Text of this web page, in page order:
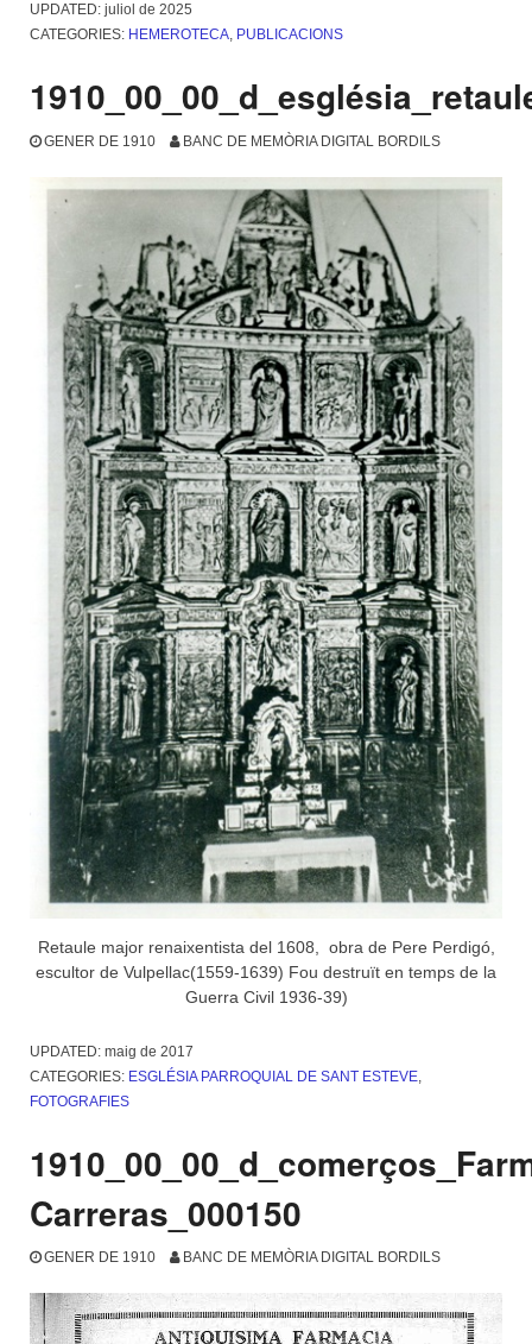
UPDATED: juliol de 2025
CATEGORIES: HEMEROTECA, PUBLICACIONS
GENER DE 1910 BANC DE MEMÒRIA DIGITAL BORDILS
Retaule major renaixentista del 1608, obra de Pere Perdigó,
escultor de Vulpellac(1559-1639) Fou destruït en temps de la
Guerra Civil 1936-39)
UPDATED: maig de 2017
CATEGORIES: ESGLÉSIA PARROQUIAL DE SANT ESTEVE,
FOTOGRAFIES
Carreras_000150
GENER DE 1910 BANC DE MEMÒRIA DIGITAL BORDILS